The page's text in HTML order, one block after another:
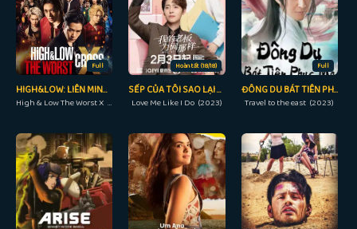
Full
HIGH&LOW: LIÊN MINH TAM TRUNG
High & Low The Worst X (2022)
Hoàn tất (18/18)
SẾP CỦA TÔI SAO LẠI NHƯ VẬY
Love Me Like I Do (2023)
Full
ĐÔNG DU BÁT TIÊN PHỤC MA
Travel to the east (2023)